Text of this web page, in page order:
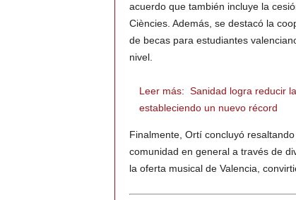
acuerdo que también incluye la
Ciències. Además, se destacó la
de becas para estudiantes
nivel.
Leer más: Sanidad logra reducir
estableciendo un nuevo récord
Finalmente, Ortí concluyó
comunidad en general a través de
la oferta musical de Valencia,